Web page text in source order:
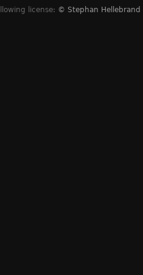
license: © Stephan Hellebrand